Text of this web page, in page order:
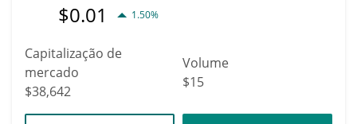
$0.01 1.50%
Capitalização de
mercado
$38,642
Volume
$15